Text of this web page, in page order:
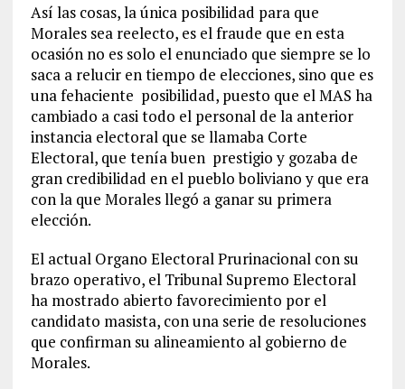
Así las cosas, la única posibilidad para que
Morales sea reelecto, es el fraude que en esta
ocasión no es solo el enunciado que siempre se lo
saca a relucir en tiempo de elecciones, sino que es
una fehaciente posibilidad, puesto que el MAS ha
cambiado a casi todo el personal de la anterior
instancia electoral que se llamaba Corte
Electoral, que tenía buen prestigio y gozaba de
gran credibilidad en el pueblo boliviano y que era
con la que Morales llegó a ganar su primera
elección.
El actual Organo Electoral Prurinacional con su
brazo operativo, el Tribunal Supremo Electoral
ha mostrado abierto favorecimiento por el
candidato masista, con una serie de resoluciones
que confirman su alineamiento al gobierno de
Morales.